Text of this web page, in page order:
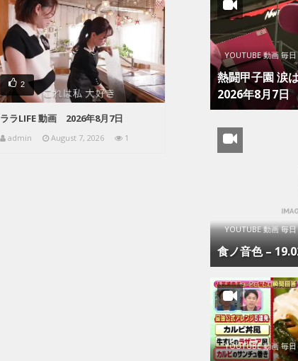
2
ララLIFE 動画 2026年8月7日
admin August 7, 2026 1
YOUTUBE 動画 毎日
熱闘甲子園 涙
2026年8月7日
YOUTUBE 動画 毎日
食ノ音色 –
YOUTUBE 動画 毎日